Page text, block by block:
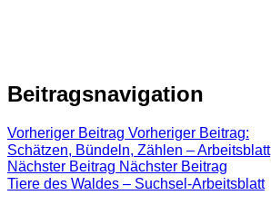
Beitragsnavigation
Vorheriger Beitrag Vorheriger Beitrag:
Schätzen, Bündeln, Zählen – Arbeitsblatt
Nächster Beitrag Nächster Beitrag
Tiere des Waldes – Suchsel-Arbeitsblatt